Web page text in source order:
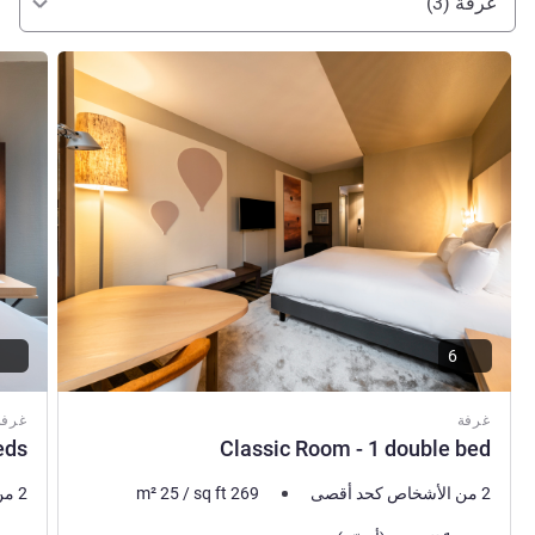
غرفة
Classic Room - 1 double bed
راجع التفاصيل
2 من الأشخاص كحد أقصى m²25/sq ft 269
راجع
2 من الأشخاص كحد أقصى